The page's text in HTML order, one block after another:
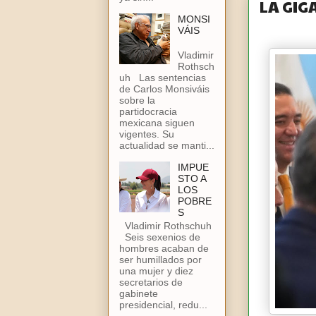
LA
MONSI
VÁIS
Vladimir
Rothsch
uh Las sentencias
de Carlos Monsiváis
sobre la
partidocracia
mexicana siguen
vigentes. Su
actualidad se manti...
IMPUE
STO A
LOS
POBRE
S
Vladimir Rothschuh
Seis sexenios de
hombres acaban de
ser humillados por
una mujer y diez
secretarios de
gabinete
presidencial, redu...